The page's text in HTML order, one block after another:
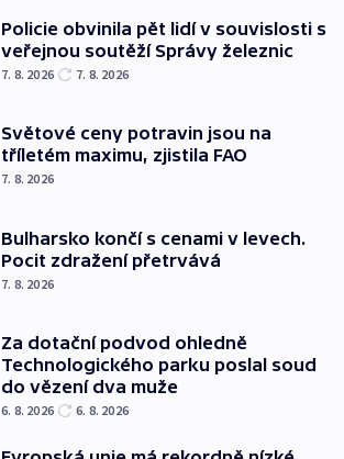
Policie obvinila pět lidí v souvislosti s
veřejnou soutěží Správy železnic
7. 8. 2026 7. 8. 2026
Světové ceny potravin jsou na
tříletém maximu, zjistila FAO
7. 8. 2026
Bulharsko končí s cenami v levech.
Pocit zdražení přetrvává
7. 8. 2026
Za dotační podvod ohledně
Technologického parku poslal soud
do vězení dva muže
6. 8. 2026 6. 8. 2026